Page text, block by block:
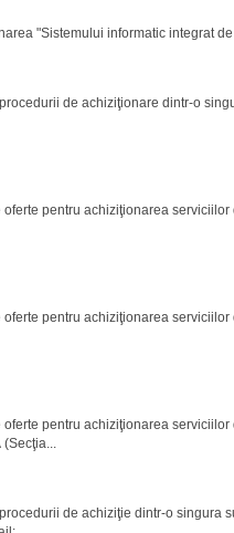
"Sistemului informatic integrat
de achiziţionare dintr-o
pentru achiziţionarea
pentru achiziţionarea
pentru achiziţionarea
(Secţia...
de achiziţie dintr-o